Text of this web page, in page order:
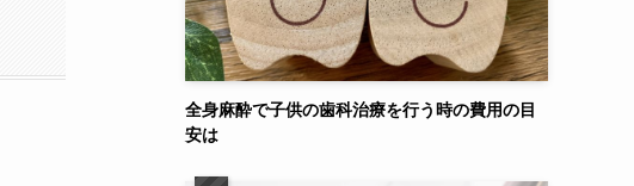
全身麻酔で子供の歯科治療を行う時の費用の目
安は